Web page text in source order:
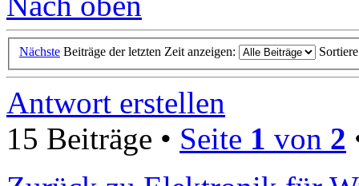
Nächste Beiträge der letzten Zeit anzeigen:
Antwort erstellen
15 Beiträge • Seite 1 von 2